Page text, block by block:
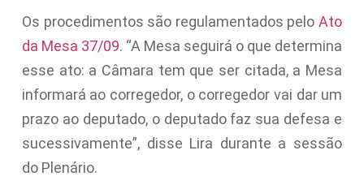
Os procedimentos são regulamentados peloAto
da Mesa 37/09. “A Mesa seguirá o que determina
esse ato: a Câmara tem que ser citada, a Mesa
informará ao corregedor, o corregedor vai dar um
prazo ao deputado, o deputado faz sua defesa e
sucessivamente”, disse Lira durante a sessão
do Plenário.